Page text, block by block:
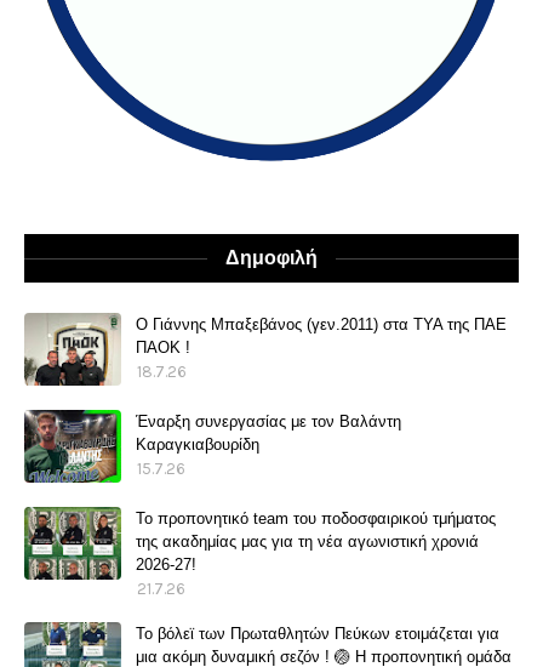
Δημοφιλή
O Γιάννης Μπαξεβάνος (γεν.2011) στα ΤΥΑ της ΠΑΕ
ΠΑΟΚ !
18.7.26
Έναρξη συνεργασίας με τον Βαλάντη
Καραγκιαβουρίδη
15.7.26
Το προπονητικό team του ποδοσφαιρικού τμήματος
της ακαδημίας μας για τη νέα αγωνιστική χρονιά
2026-27!
21.7.26
Το βόλεϊ των Πρωταθλητών Πεύκων ετοιμάζεται για
μια ακόμη δυναμική σεζόν ! 🏐 Η προπονητική ομάδα